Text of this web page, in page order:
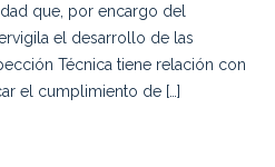
que, por encargo del
el desarrollo de las
Técnica tiene relación con
el cumplimiento de […]